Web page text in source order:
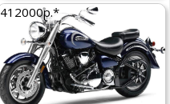
412000р.*